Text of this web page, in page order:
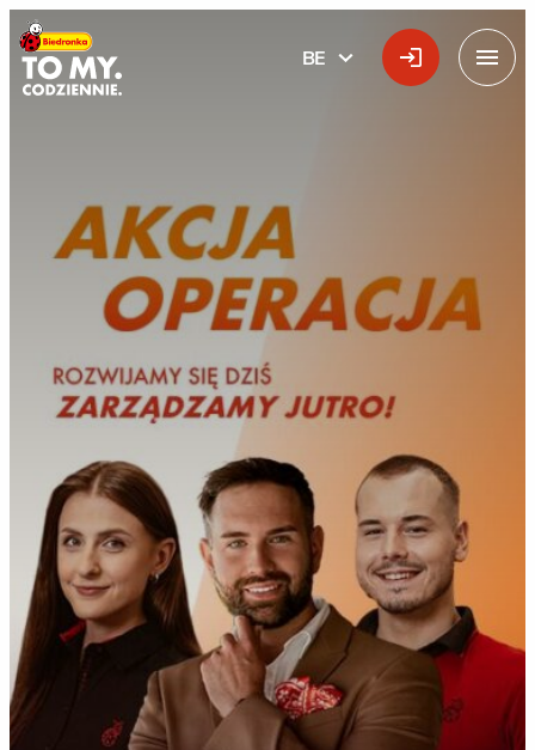
Галоўны лагатып
BE
БЕЛАРУСКАЯ